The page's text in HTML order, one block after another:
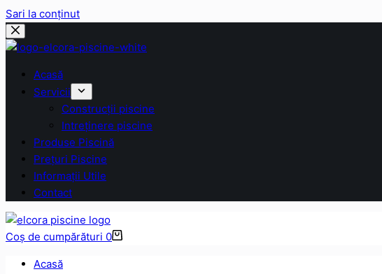
Sari la conținut
Acasă
Servicii
Construcții piscine
Intreținere piscine
Produse Piscină
Prețuri Piscine
Informații Utile
Contact
Coș de cumpărături 0
Acasă